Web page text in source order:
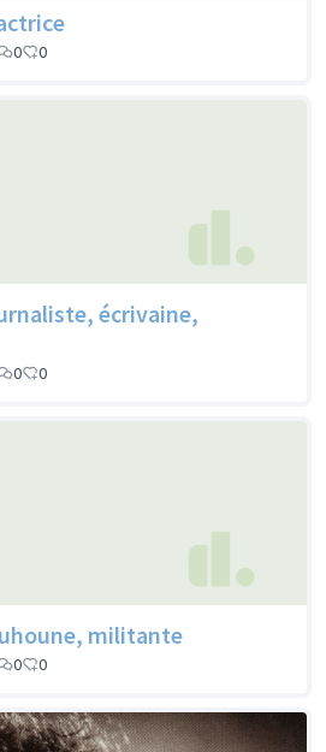
0 0
écrivaine,
0 0
militante
0 0